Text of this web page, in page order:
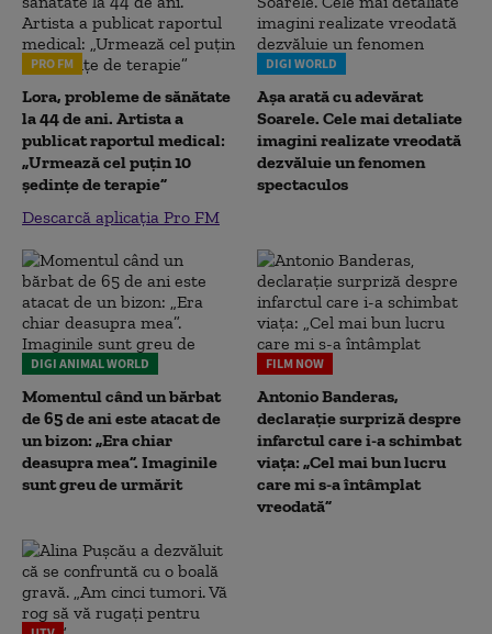
PRO FM
Lora, probleme de sănătate
la 44 de ani. Artista a
publicat raportul medical:
„Urmează cel puțin 10
ședințe de terapie”
Descarcă aplicația Pro FM
DIGI WORLD
Așa arată cu adevărat
Soarele. Cele mai detaliate
imagini realizate vreodată
dezvăluie un fenomen
spectaculos
DIGI ANIMAL WORLD
Momentul când un bărbat
de 65 de ani este atacat de
un bizon: „Era chiar
deasupra mea”. Imaginile
sunt greu de urmărit
FILM NOW
Antonio Banderas,
declarație surpriză despre
infarctul care i-a schimbat
viața: „Cel mai bun lucru
care mi s-a întâmplat
vreodată”